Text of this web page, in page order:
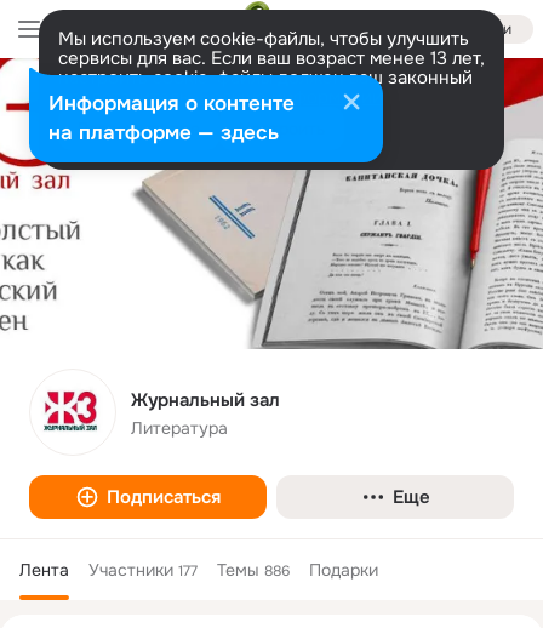
Войти
Мы используем cookie-файлы, чтобы улучшить
сервисы для вас. Если ваш возраст менее 13 лет,
настроить cookie-файлы должен ваш законный
представитель. Больше информации
Разрешить все Настроить
Журнальный зал
Литература
Подписаться Еще
Лента Участники 177 Темы 886 Подарки
Информация о контенте
на платформе — здесь